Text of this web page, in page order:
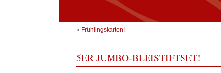
« Frühlingskarten!
5ER JUMBO-BLEISTIFTSET!